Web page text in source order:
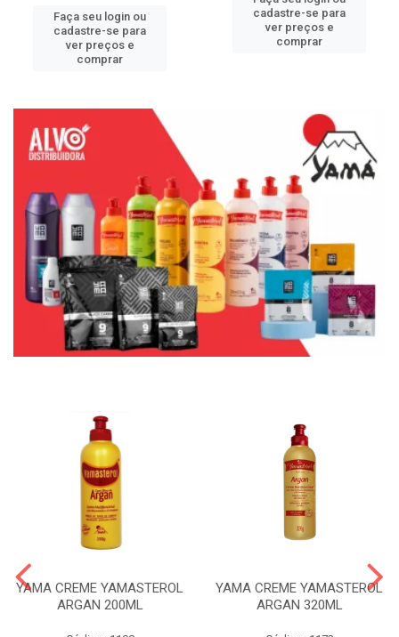
Faça seu login ou
cadastre-se para
ver preços e
comprar
cadastre-se para
ver preços e
comprar
YAMA CREME YAMASTEROL
ARGAN 200ML
YAMA CREME YAMASTEROL
ARGAN 320ML